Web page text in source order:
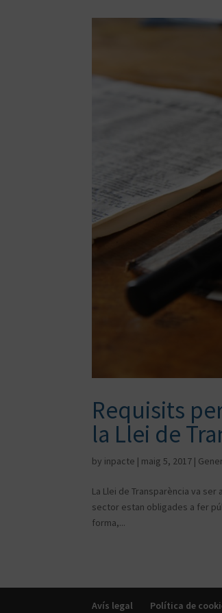
Requisits
la Llei de
by inpacte | maig 5, 2017 |
La Llei de Transparència va
sector estan obligades a fer
forma,...
Avís legal Política de